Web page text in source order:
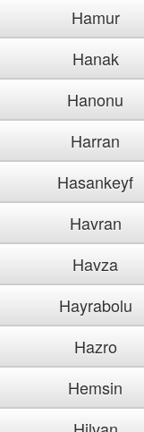
Hamur
Hanak
Hanonu
Harran
Hasankeyf
Havran
Havza
Hayrabolu
Hazro
Hemsin